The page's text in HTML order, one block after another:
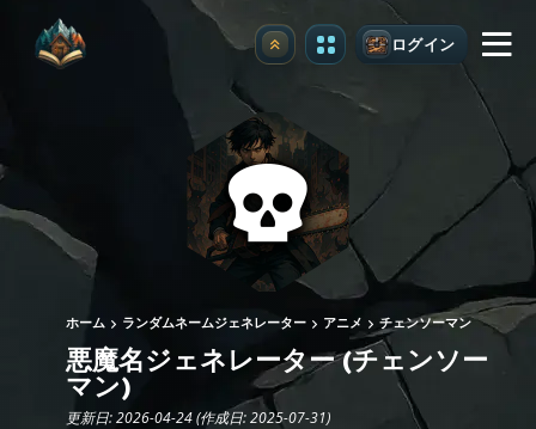
アップグレード ログイン
ホーム ランダムネームジェネレーター アニメ チェンソーマン
悪魔名ジェネレーター (チェンソー
マン)
更新日: 2026-04-24 (作成日: 2025-07-31)